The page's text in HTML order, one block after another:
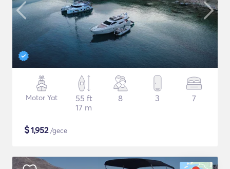
Motor Yat
55 ft
17 m
8 3 7
$1,952/gece